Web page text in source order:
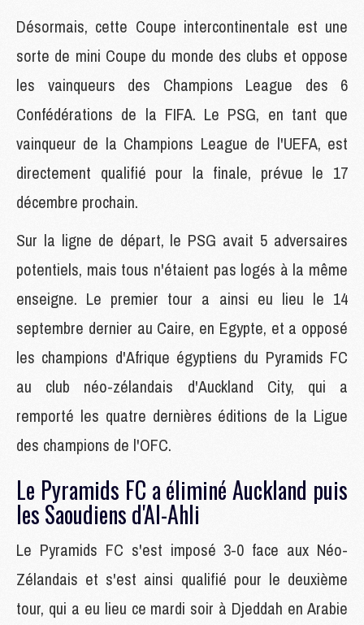
Désormais, cette Coupe intercontinentale est une
sorte de mini Coupe du monde des clubs et oppose
les vainqueurs des Champions League des 6
Confédérations de la FIFA. Le PSG, en tant que
vainqueur de la Champions League de l'UEFA, est
directement qualifié pour la finale, prévue le 17
décembre prochain.
Sur la ligne de départ, le PSG avait 5 adversaires
potentiels, mais tous n'étaient pas logés à la même
enseigne. Le premier tour a ainsi eu lieu le 14
septembre dernier au Caire, en Egypte, et a opposé
les champions d'Afrique égyptiens du Pyramids FC
au club néo-zélandais d'Auckland City, qui a
remporté les quatre dernières éditions de la Ligue
des champions de l'OFC.
Le Pyramids FC a éliminé Auckland puis
les Saoudiens d'Al-Ahli
Le Pyramids FC s'est imposé 3-0 face aux Néo-
Zélandais et s'est ainsi qualifié pour le deuxième
tour, qui a eu lieu ce mardi soir à Djeddah en Arabie